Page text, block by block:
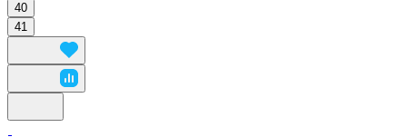
40
41